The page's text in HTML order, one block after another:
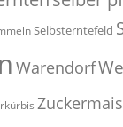
Selbsterntefeld
Warendorf
Zuckermais